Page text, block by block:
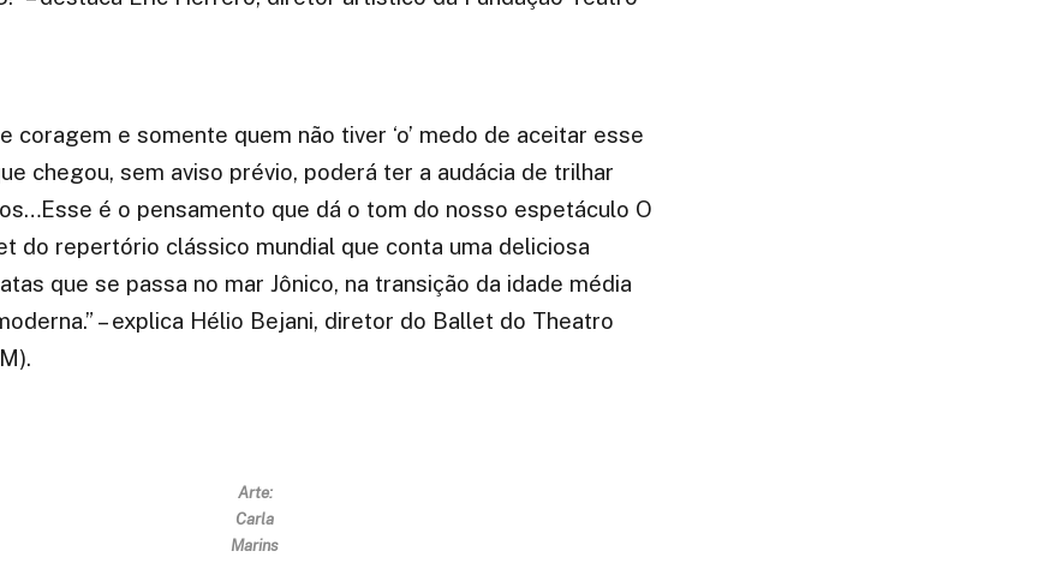
coragem e somente quem não tiver ‘o’ medo de aceitar esse
chegou, sem aviso prévio, poderá ter a audácia de trilhar
é o pensamento que dá o tom do nosso espetáculo O
do repertório clássico mundial que conta uma deliciosa
que se passa no mar Jônico, na transição da idade média
– explica Hélio Bejani, diretor do Ballet do Theatro
Arte:
Carla
Marins